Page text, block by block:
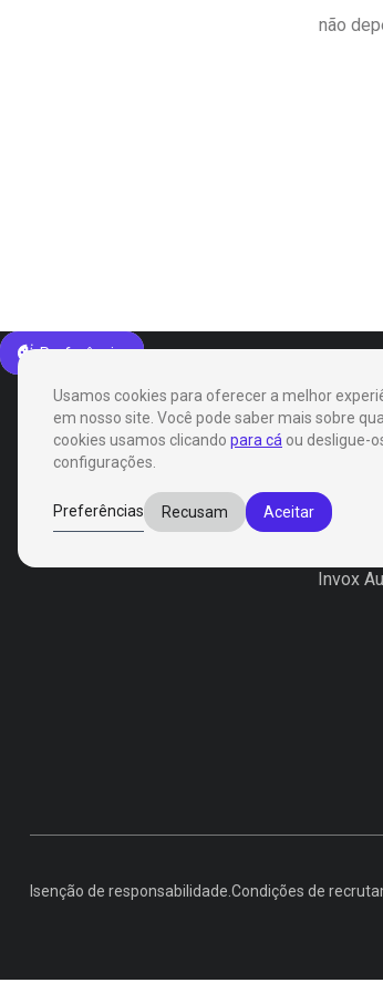
não
Usamos cookies para oferecer a melhor
em nosso site. Você pode saber mais sobre
cookies usamos clicando para cá ou desligue-
configurações.
Preferências Recusam Aceitar
Preferências
Invox
Invox
Isenção de responsabilidade. Condições de